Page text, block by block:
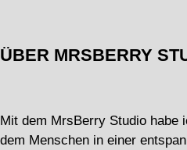
ÜBER MRSBERRY
Mit dem MrsBerry Studio habe
dem Menschen in einer